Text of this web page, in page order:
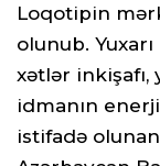
Loqotipin
olunub.
xətlər inkişafı,
idmanın
istifadə olunan